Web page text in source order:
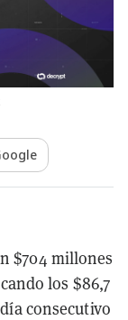
$704 millones
los $86,7
consecutivo